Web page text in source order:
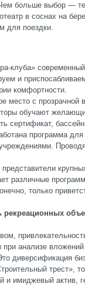
больше выбор —
в соснах на
для поездки.
клуба»
и
комфортности.
место с прозрачной
обучают
сертификат,
программа
различные
только
анализе вложений
диверсификация
и имиджевый актив,